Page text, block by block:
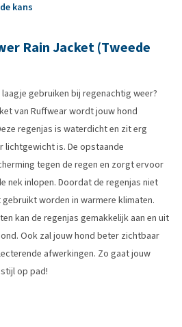
kans
Rain Jacket (Tweede
gebruiken bij regenachtig weer?
van Ruffwear wordt jouw hond
regenjas is waterdicht en zit erg
is. De opstaande
tegen de regen en zorgt ervoor
nek inlopen. Doordat de regenjas niet
worden in warmere klimaten.
kan de regenjas gemakkelijk aan en uit
Ook zal jouw hond beter zichtbaar
afwerkingen. Zo gaat jouw
op pad!